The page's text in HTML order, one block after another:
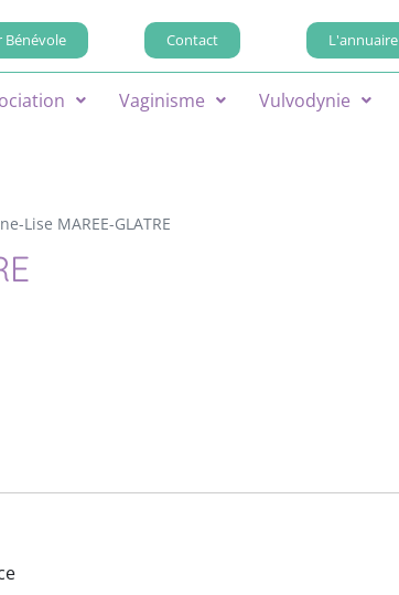
Bénévole Contact L'annuaire
Vaginisme Vulvodynie
Lise MAREE-GLATRE